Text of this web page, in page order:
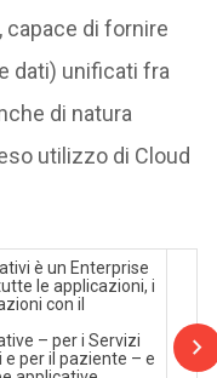
capace di fornire
dati) unificati fra
di natura
utilizzo di Cloud
è un Enterprise
le applicazioni, i
con il
– per i Servizi
per il paziente – e